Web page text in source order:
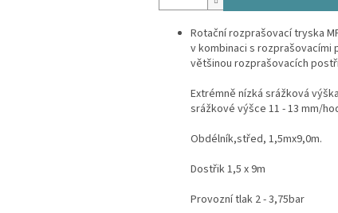
Rotační rozprašovací tryska
v kombinaci s rozprašovacími
většinou rozprašovacích
Extrémně nízká srážková
srážkové výšce 11 - 13 mm/
Obdélník,střed, 1,5mx9,0m.
Dostřik 1,5 x 9m
Provozní tlak 2 - 3,75bar